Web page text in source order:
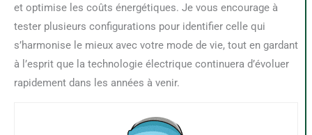
et optimise les coûts énergétiques. Je vous encourage à
tester plusieurs configurations pour identifier celle qui
s’harmonise le mieux avec votre mode de vie, tout en gardant
à l’esprit que la technologie électrique continuera d’évoluer
rapidement dans les années à venir.